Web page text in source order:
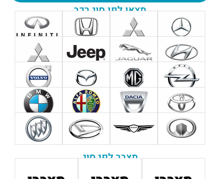
מצאו לפי סוג רכב
מצבר לפי סוג